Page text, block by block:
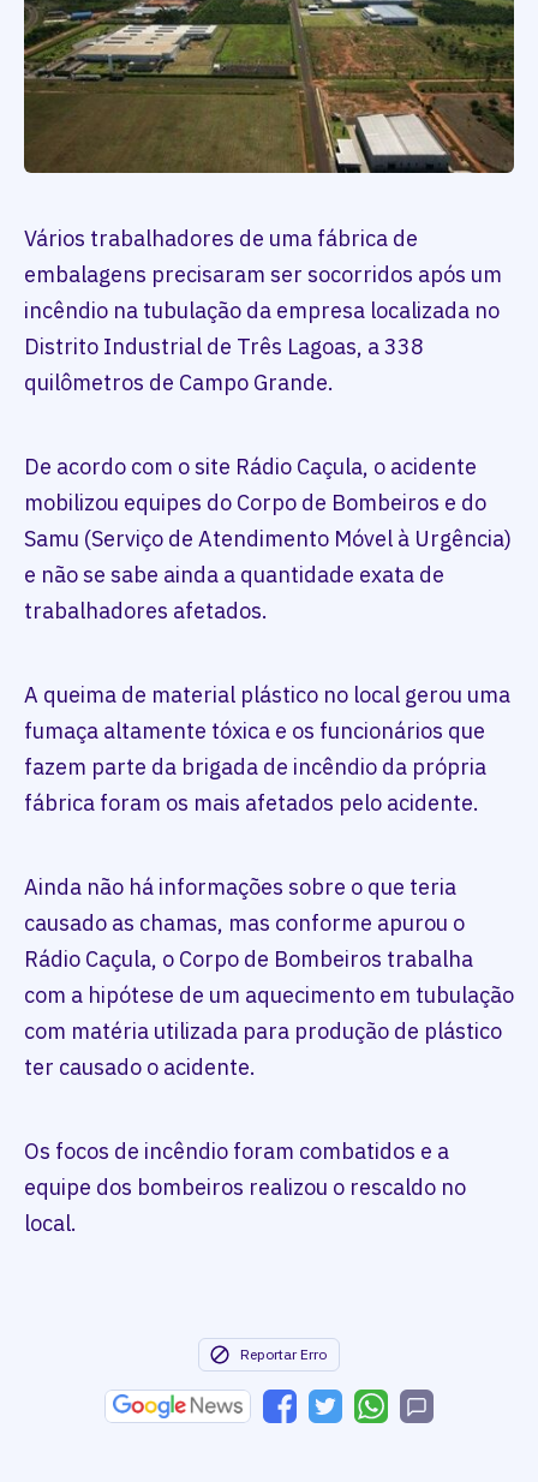
Vários trabalhadores de uma fábrica de
embalagens precisaram ser socorridos após um
incêndio na tubulação da empresa localizada no
Distrito Industrial de Três Lagoas, a 338
quilômetros de Campo Grande.
De acordo com o site Rádio Caçula, o acidente
mobilizou equipes do Corpo de Bombeiros e do
Samu (Serviço de Atendimento Móvel à Urgência)
e não se sabe ainda a quantidade exata de
trabalhadores afetados.
A queima de material plástico no local gerou uma
fumaça altamente tóxica e os funcionários que
fazem parte da brigada de incêndio da própria
fábrica foram os mais afetados pelo acidente.
Ainda não há informações sobre o que teria
causado as chamas, mas conforme apurou o
Rádio Caçula, o Corpo de Bombeiros trabalha
com a hipótese de um aquecimento em tubulação
com matéria utilizada para produção de plástico
ter causado o acidente.
Os focos de incêndio foram combatidos e a
equipe dos bombeiros realizou o rescaldo no
local.
Reportar Erro